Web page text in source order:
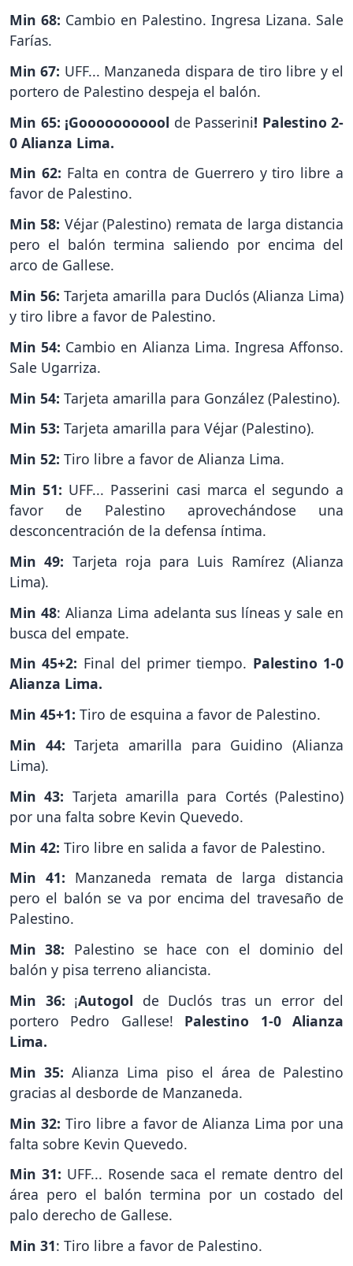
Min 68: Cambio en Palestino. Ingresa Lizana. Sale
Farías.
Min 67: UFF... Manzaneda dispara de tiro libre y el
portero de Palestino despeja el balón.
Min 65: ¡Gooooooooool de Passerini! Palestino 2-
0 Alianza Lima.
Min 62: Falta en contra de Guerrero y tiro libre a
favor de Palestino.
Min 58: Véjar (Palestino) remata de larga distancia
pero el balón termina saliendo por encima del
arco de Gallese.
Min 56: Tarjeta amarilla para Duclós (Alianza Lima)
y tiro libre a favor de Palestino.
Min 54: Cambio en Alianza Lima. Ingresa Affonso.
Sale Ugarriza.
Min 54: Tarjeta amarilla para González (Palestino).
Min 53: Tarjeta amarilla para Véjar (Palestino).
Min 52: Tiro libre a favor de Alianza Lima.
Min 51: UFF... Passerini casi marca el segundo a
favor de Palestino aprovechándose una
desconcentración de la defensa íntima.
Min 49: Tarjeta roja para Luis Ramírez (Alianza
Lima).
Min 48: Alianza Lima adelanta sus líneas y sale en
busca del empate.
Min 45+2: Final del primer tiempo. Palestino 1-0
Alianza Lima.
Min 45+1: Tiro de esquina a favor de Palestino.
Min 44:Tarjeta amarilla para Guidino (Alianza
Lima).
Min 43: Tarjeta amarilla para Cortés (Palestino)
por una falta sobre Kevin Quevedo.
Min 42: Tiro libre en salida a favor de Palestino.
Min 41: Manzaneda remata de larga distancia
pero el balón se va por encima del travesaño de
Palestino.
Min 38: Palestino se hace con el dominio del
balón y pisa terreno aliancista.
Min 36: ¡Autogol de Duclós tras un error del
portero Pedro Gallese! Palestino 1-0 Alianza
Lima.
Min 35: Alianza Lima piso el área de Palestino
gracias al desborde de Manzaneda.
Min 32: Tiro libre a favor de Alianza Lima por una
falta sobre Kevin Quevedo.
Min 31: UFF... Rosende saca el remate dentro del
área pero el balón termina por un costado del
palo derecho de Gallese.
Min 31: Tiro libre a favor de Palestino.